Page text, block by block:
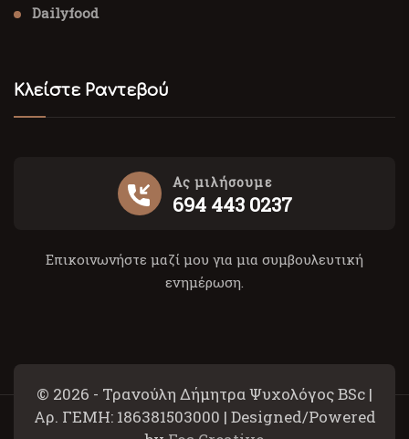
Dailyfood
Κλείστε Ραντεβού
Ας μιλήσουμε
694 443 0237
Επικοινωνήστε μαζί μου για μια συμβουλευτική
ενημέρωση.
© 2026 - Τρανούλη Δήμητρα Ψυχολόγος BSc |
Αρ. ΓΕΜΗ: 186381503000 | Designed/Powered